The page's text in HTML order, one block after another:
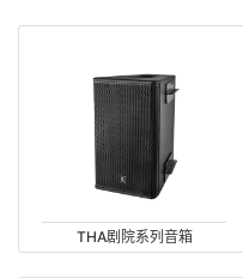
THA剧院系列音箱